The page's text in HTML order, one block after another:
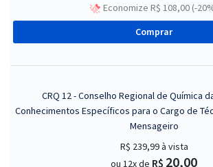
Economize R$ 108,00 (-
Comprar
CRQ 12 - Conselho Regional de Química
Conhecimentos Específicos para o Cargo de
Mensageiro
R$ 239,99à vista
ou 12x de R$ 20,00